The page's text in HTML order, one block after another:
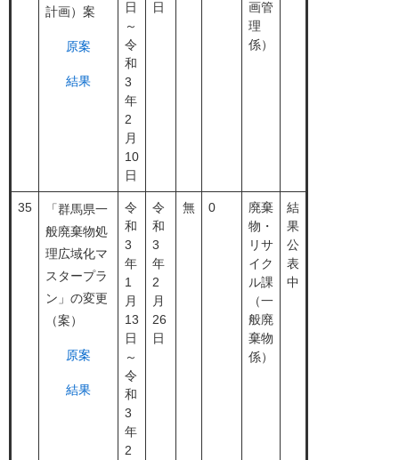
計画）案
原案
結果
日
～
令
和
3
年
2
月
10
日
日
画管
理
係）
35
「群馬県一
般廃棄物処
理広域化マ
スタープラ
ン」の変更
（案）
原案
結果
令
和
3
年
1
月
13
日
～
令
和
3
年
2
令
和
3
年
2
月
26
日
無 0
廃棄
物・
リサ
イク
ル課
（一
般廃
棄物
係）
結
果
公
表
中